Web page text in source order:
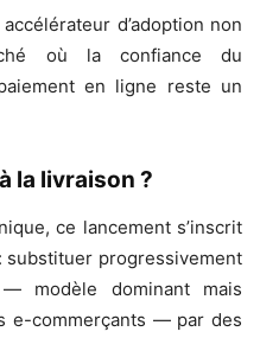
d’adoption non
où la confiance du
en ligne reste un
la livraison ?
ce lancement s’inscrit
substituer progressivement
modèle dominant mais
e-commerçants — par des